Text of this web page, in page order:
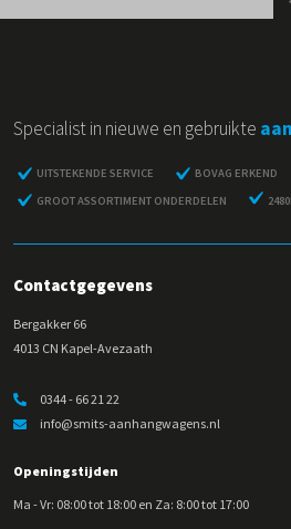
Specialist in nieuwe en gebruikte
UITSTEKENDE SERVICE
BOVAG ERKEND
GROOT ASSORTIMENT ONDERDELEN
Contactgegevens
Bergakker 66
4013 CN Kapel-Avezaath
0344 - 66 21 22
info@smits-aanhangwagens.nl
Openingstijden
Ma - Vr: 08:00 tot 18:00 en Za: 8:00 tot 17:00